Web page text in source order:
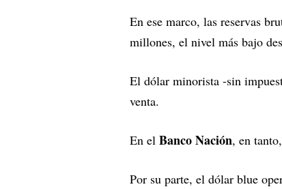
En ese marco, las reservas
millones, el nivel más bajo
El dólar minorista -sin
venta.
En el Banco Nación, en
Por su parte, el dólar blue